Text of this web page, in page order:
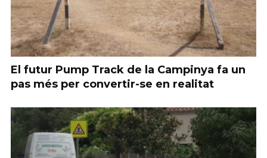
El futur Pump Track de la Campinya fa un
pas més per convertir-se en realitat